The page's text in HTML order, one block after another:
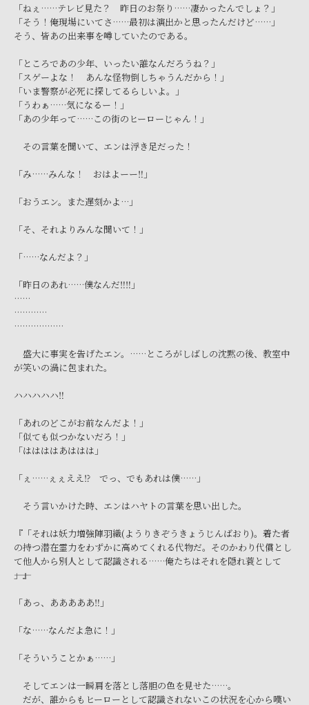
「ねぇ……テレビ見た？ 昨日のお祭り……凄かったんでしょ？」
「そう！俺現場にいてさ……最初は演出かと思ったんだけど……」
そう、皆あの出来事を噂していたのである。
「ところであの少年、いったい誰なんだろうね？」
「スゲーよな！ あんな怪物倒しちゃうんだから！」
「いま警察が必死に探してるらしいよ。」
「うわぁ……気になるー！」
「あの少年って……この街のヒーローじゃん！」
その言葉を聞いて、エンは浮き足だった！
「み……みんな！ おはよーー‼」
「おうエン。また遅刻かよ…」
「そ、それよりみんな聞いて！」
「……なんだよ？」
「昨日のあれ……僕なんだ‼‼」
……
…………
………………
盛大に事実を告げたエン。……ところがしばしの沈黙の後、教室中
が笑いの渦に包まれた。
ハハハハハ‼
「あれのどこがお前なんだよ！」
「似ても似つかないだろ！」
「ははははあははは」
「ぇ……ぇぇええ⁉ でっ、でもあれは僕……」
そう言いかけた時、エンはハヤトの言葉を思い出した。
『「それは妖力増強陣羽織(ようりきぞうきょうじんばおり)。着た者
の持つ潜在霊力をわずかに高めてくれる代物だ。そのかわり代償とし
て他人から別人として認識される……俺たちはそれを隠れ蓑として
――」』
「あっ、あああああ‼」
「な……なんだよ急に！」
「そういうことかぁ……」
そしてエンは一瞬肩を落とし落胆の色を見せた……。
だが、誰からもヒーローとして認識されないこの状況を心から嘆い